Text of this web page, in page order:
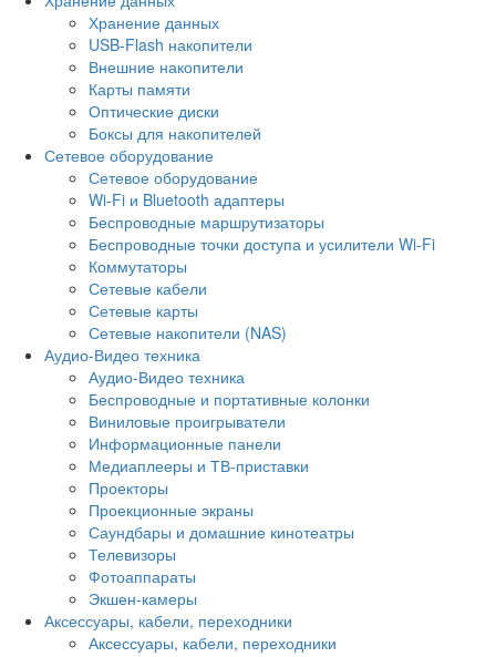
Хранение данных
USB-Flash накопители
Внешние накопители
Карты памяти
Оптические диски
Боксы для накопителей
Сетевое оборудование
Сетевое оборудование
Wi-Fi и Bluetooth адаптеры
Беспроводные маршрутизаторы
Беспроводные точки доступа и усилители Wi-Fi
Коммутаторы
Сетевые кабели
Сетевые карты
Сетевые накопители (NAS)
Аудио-Видео техника
Аудио-Видео техника
Беспроводные и портативные колонки
Виниловые проигрыватели
Информационные панели
Медиаплееры и ТВ-приставки
Проекторы
Проекционные экраны
Саундбары и домашние кинотеатры
Телевизоры
Фотоаппараты
Экшен-камеры
Аксессуары, кабели, переходники
Аксессуары, кабели, переходники